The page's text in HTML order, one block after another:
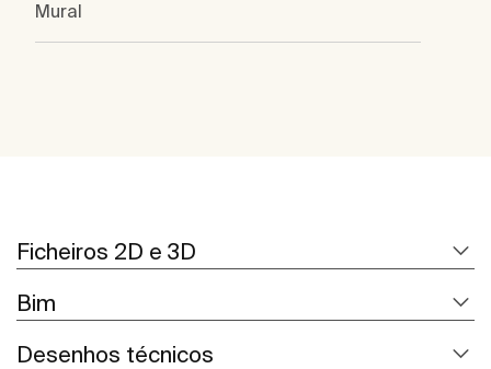
Mural
Ficheiros 2D e 3D
Bim
Desenhos técnicos